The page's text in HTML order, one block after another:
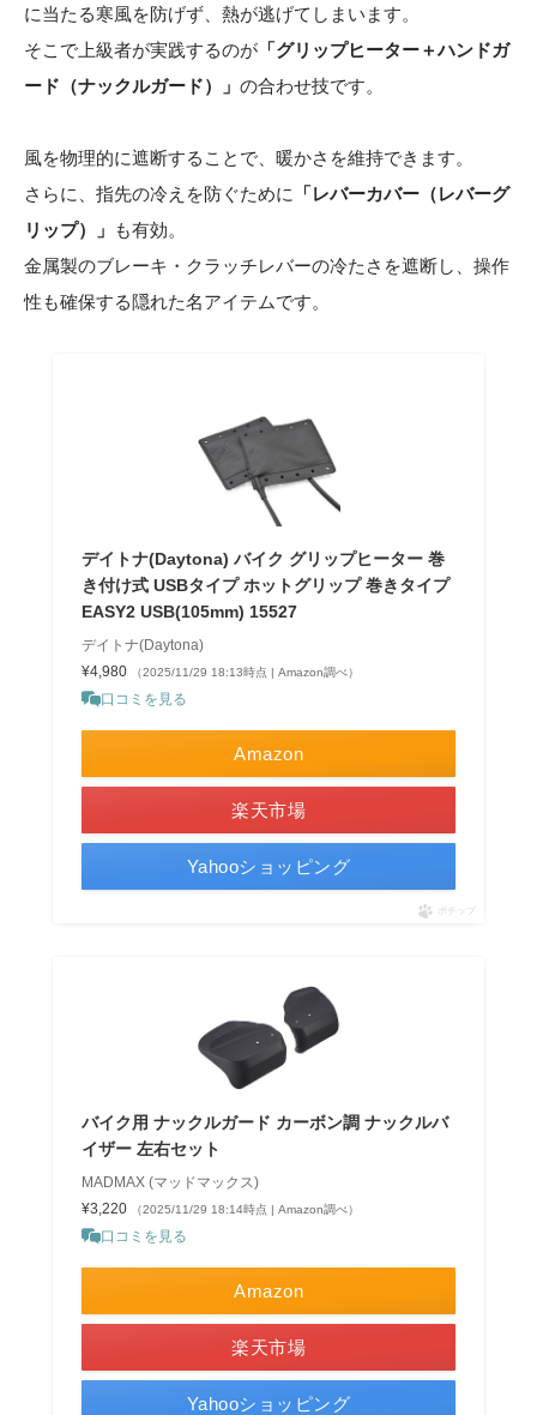
に当たる寒風を防げず、熱が逃げてしまいます。
そこで上級者が実践するのが 「グリップヒーター＋ハンドガ
ード（ナックルガード）」 の合わせ技です。
風を物理的に遮断することで、暖かさを維持できます。
さらに、指先の冷えを防ぐために
「レバーカバー（レバーグ
リップ）」
も有効。
金属製のブレーキ・クラッチレバーの冷たさを遮断し、操作
性も確保する隠れた名アイテムです。
デイトナ(Daytona) バイク グリップヒーター 巻
き付け式 USBタイプ ホットグリップ 巻きタイプ
EASY2 USB(105mm) 15527
デイトナ(Daytona)
¥4,980
（2025/11/29 18:13時点 | Amazon調べ）
口コミを見る
Amazon
楽天市場
Yahooショッピング
ポチップ
バイク用 ナックルガード カーボン調 ナックルバ
イザー 左右セット
MADMAX (マッドマックス)
¥3,220
（2025/11/29 18:14時点 | Amazon調べ）
口コミを見る
Amazon
楽天市場
Yahooショッピング